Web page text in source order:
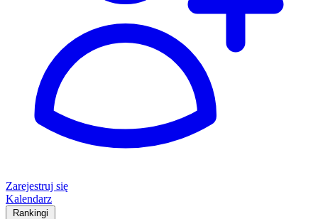
Zarejestruj się
Kalendarz
Rankingi